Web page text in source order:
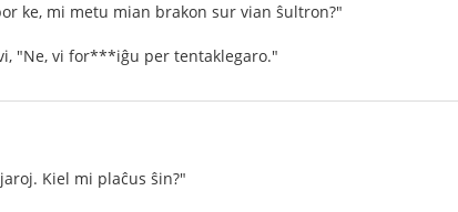
ke, mi metu mian brakon sur vian ŝultron?"
"Ne, vi for***iĝu per tentaklegaro."
Kiel mi plaĉus ŝin?"